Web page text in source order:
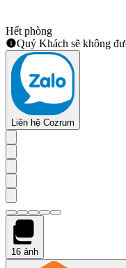
Hết phòng
Quý Khách sẽ không
Liên hệ Cozrum
16 ảnh